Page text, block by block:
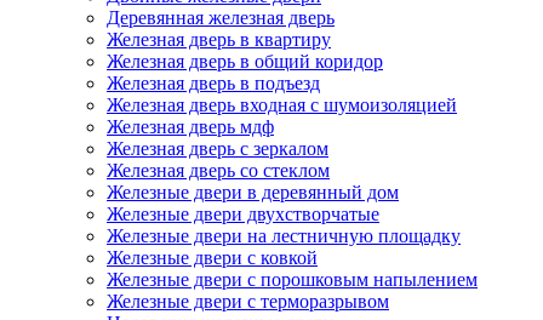
Деревянная железная дверь
Железная дверь в квартиру
Железная дверь в общий коридор
Железная дверь в подъезд
Железная дверь входная с шумоизоляцией
Железная дверь мдф
Железная дверь с зеркалом
Железная дверь со стеклом
Железные двери в деревянный дом
Железные двери двухстворчатые
Железные двери на лестничную площадку
Железные двери с ковкой
Железные двери с порошковым напылением
Железные двери с терморазрывом